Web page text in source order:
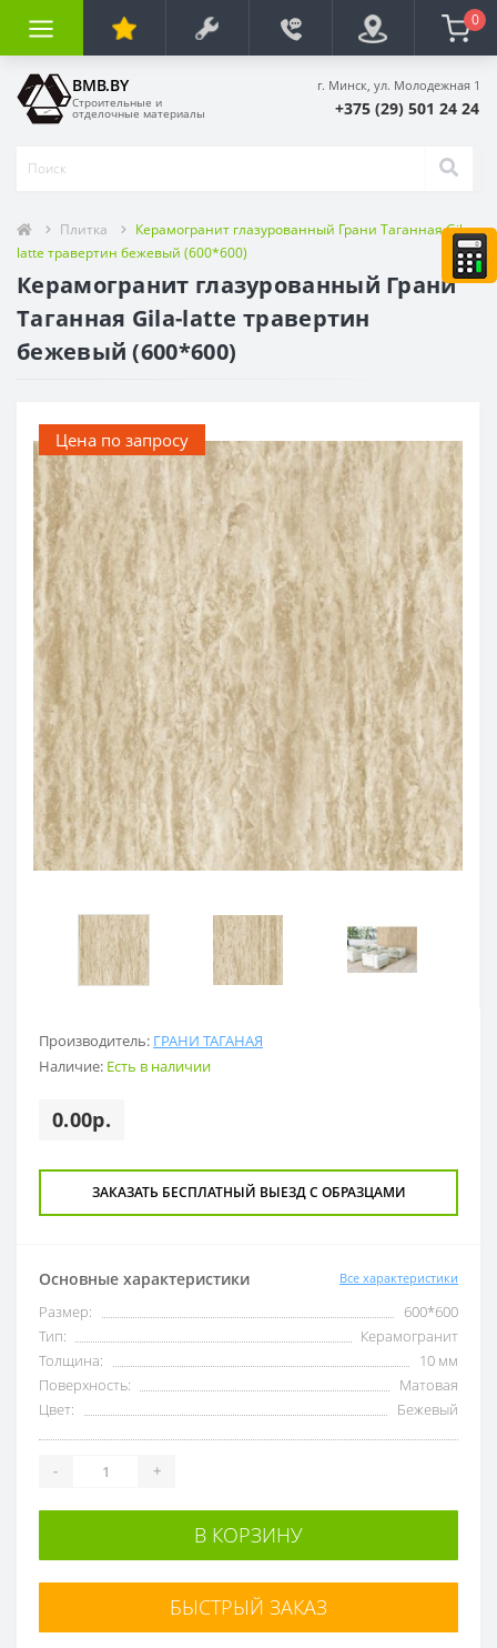
0
BMB.BY
Строительные и
отделочные материалы
г. Минск, ул. Молодежная 1
+375 (29) 501 24 24
Плитка
Керамогранит глазурованный Грани Таганная Gila-
latte травертин бежевый (600*600)
Керамогранит глазурованный Грани
Таганная Gila-latte травертин
бежевый (600*600)
Цена по запросу
Производитель: ГРАНИ ТАГАНАЯ
Наличие: Есть в наличии
0.00р.
ЗАКАЗАТЬ БЕСПЛАТНЫЙ ВЫЕЗД С ОБРАЗЦАМИ
Основные характеристики Все характеристики
Размер:
600*600
Тип:
Керамогранит
Толщина:
10 мм
Поверхность:
Матовая
Цвет:
Бежевый
- +
В КОРЗИНУ
БЫСТРЫЙ ЗАКАЗ